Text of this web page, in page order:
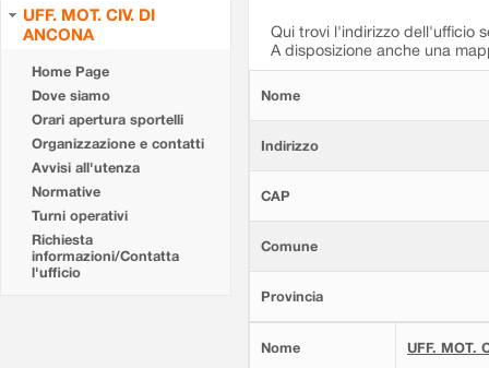
UFF. MOT. CIV. DI
ANCONA
Home Page
Dove siamo
Orari apertura sportelli
Organizzazione e contatti
Avvisi all'utenza
Normative
Turni operativi
Richiesta
informazioni/Contatta
l'ufficio
Qui trovi l'indirizzo dell'ufficio
A disposizione anche una
Nome
Indirizzo
CAP
Comune
Provincia
Nome UFF. MOT.